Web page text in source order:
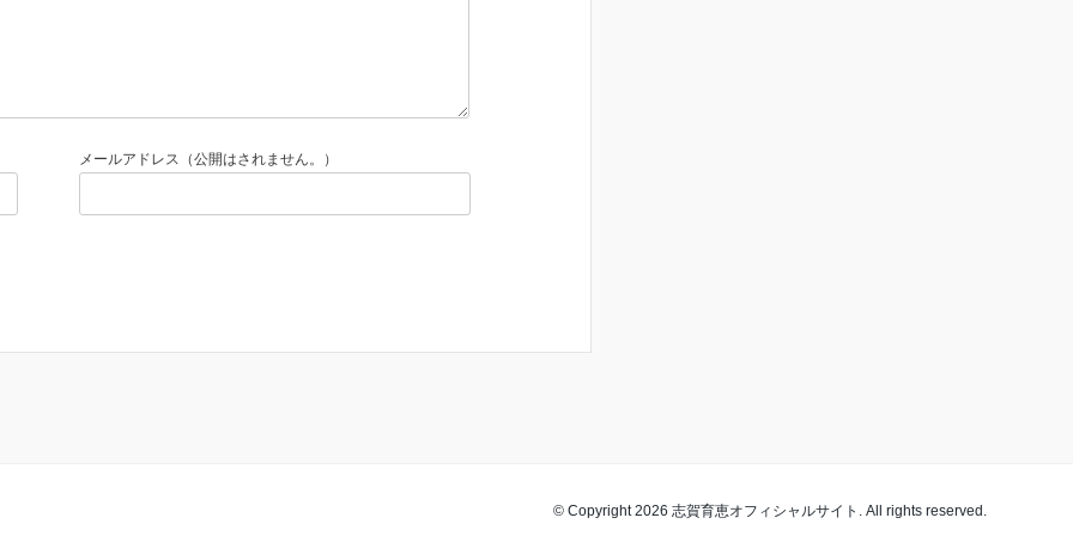
メールアドレス（公開はされません。）
© Copyright 2026 志賀育恵オフィシャルサイト. All rights reserved.